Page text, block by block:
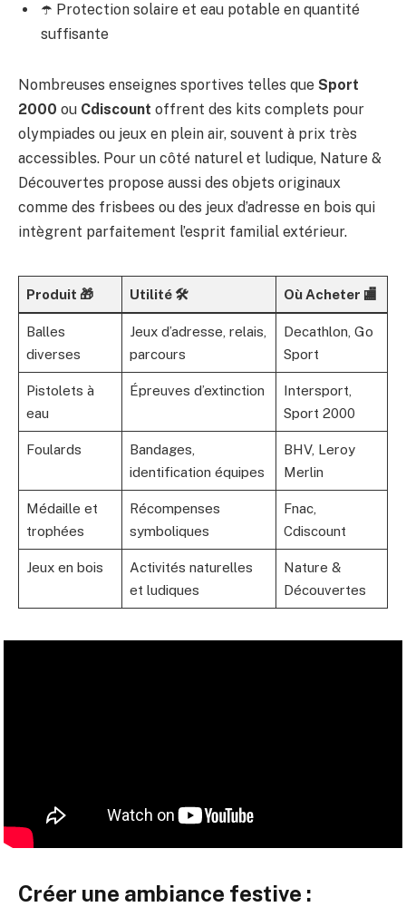
☂️ Protection solaire et eau potable en quantité
suffisante
Nombreuses enseignes sportives telles que Sport
2000 ou Cdiscount offrent des kits complets pour
olympiades ou jeux en plein air, souvent à prix très
accessibles. Pour un côté naturel et ludique, Nature &
Découvertes propose aussi des objets originaux
comme des frisbees ou des jeux d’adresse en bois qui
intègrent parfaitement l’esprit familial extérieur.
Produit 🎁 Utilité 🛠️ Où Acheter 🏬
Balles
diverses
Jeux d’adresse, relais,
parcours
Decathlon, Go
Sport
Pistolets à
eau
Épreuves d’extinction
Intersport,
Sport 2000
Foulards
Bandages,
identification équipes
BHV, Leroy
Merlin
Médaille et
trophées
Récompenses
symboliques
Fnac,
Cdiscount
Jeux en bois
Activités naturelles
et ludiques
Nature &
Découvertes
Créer une ambiance festive :